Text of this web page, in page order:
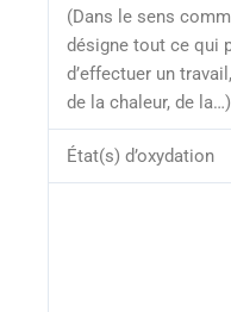
(Dans le sens
désigne tout ce qui
d’effectuer un
de la chaleur, de la…)
État(s) d’oxydation